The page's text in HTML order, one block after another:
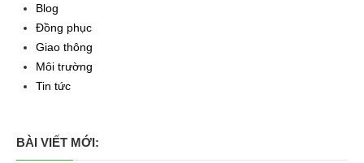
Blog
Đồng phục
Giao thông
Môi trường
Tin tức
BÀI VIẾT MỚI: